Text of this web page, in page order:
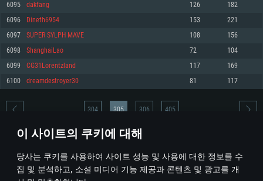
이 사이트의 쿠키에 대해
당사는 쿠키를 사용하여 사이트 성능 및 사용에 대한 정보를 수
집 및 분석하고, 소셜 미디어 기능 제공과 콘텐츠 및 광고를 개
권장 사양
570 혹은 그 이상
여유 저장 공간: 62.2 GB (전체 클라이언트)
권장 사양
네트워크: 브로드밴드 인터넷
여유 저장 공간: 62.2 GB (전체 클라이언트)
권장 사양
운영체제: Ubuntu 20.04 64bit
프로세서: Intel Core i7
메모리: 16 GB
그래픽 카드: Vulkan 을 지원하고, 최신 그래픽 드라이버를 지원하는 NVIDIA
1060 (6개월 미만) 혹은 그와 동급의 성능을 가지며 최신 그래픽 드라이버를
지원하는 AMD RX 570 (6개월 미만; 최소사양 지원 해상도 720p) 이상
여유 저장 공간: 62.2 GB (전체 클라이언트)
6095 dakfang 126 182
6096 Dineth6954 153 221
6097 SUPER SYLPH MAVE 108 156
6098 ShanghaiLao 72 104
6099 CG31Lorentzland 117 169
6100 dreamdestroyer30 81 117
* 순위표는 매일 1회 갱신됩니다
304 305 306 405